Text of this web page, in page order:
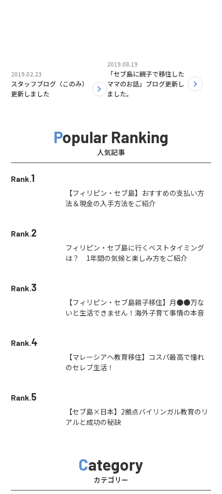
2019.02.23
スタッフブログ（このみ）
更新しました
2019.08.19
「セブ島に親子で移住した
ママのお話」ブログ更新し
ました。
Popular Ranking
人気記事
Rank.1
【フィリピン・セブ島】おすすめの支払い方
法＆現金の入手方法をご紹介
Rank.2
フィリピン・セブ島に行くベストタイミング
は？ 1年間の気候と楽しみ方をご紹介
Rank.3
【フィリピン・セブ島親子移住】月●●万な
いと生活できません！海外子育て事情の本音
Rank.4
【マレーシアへ教育移住】コスパ最高で憧れ
のセレブ生活！
Rank.5
【セブ島×日本】2拠点バイリンガル教育のリ
アルと成功の秘訣
Category
カテゴリー